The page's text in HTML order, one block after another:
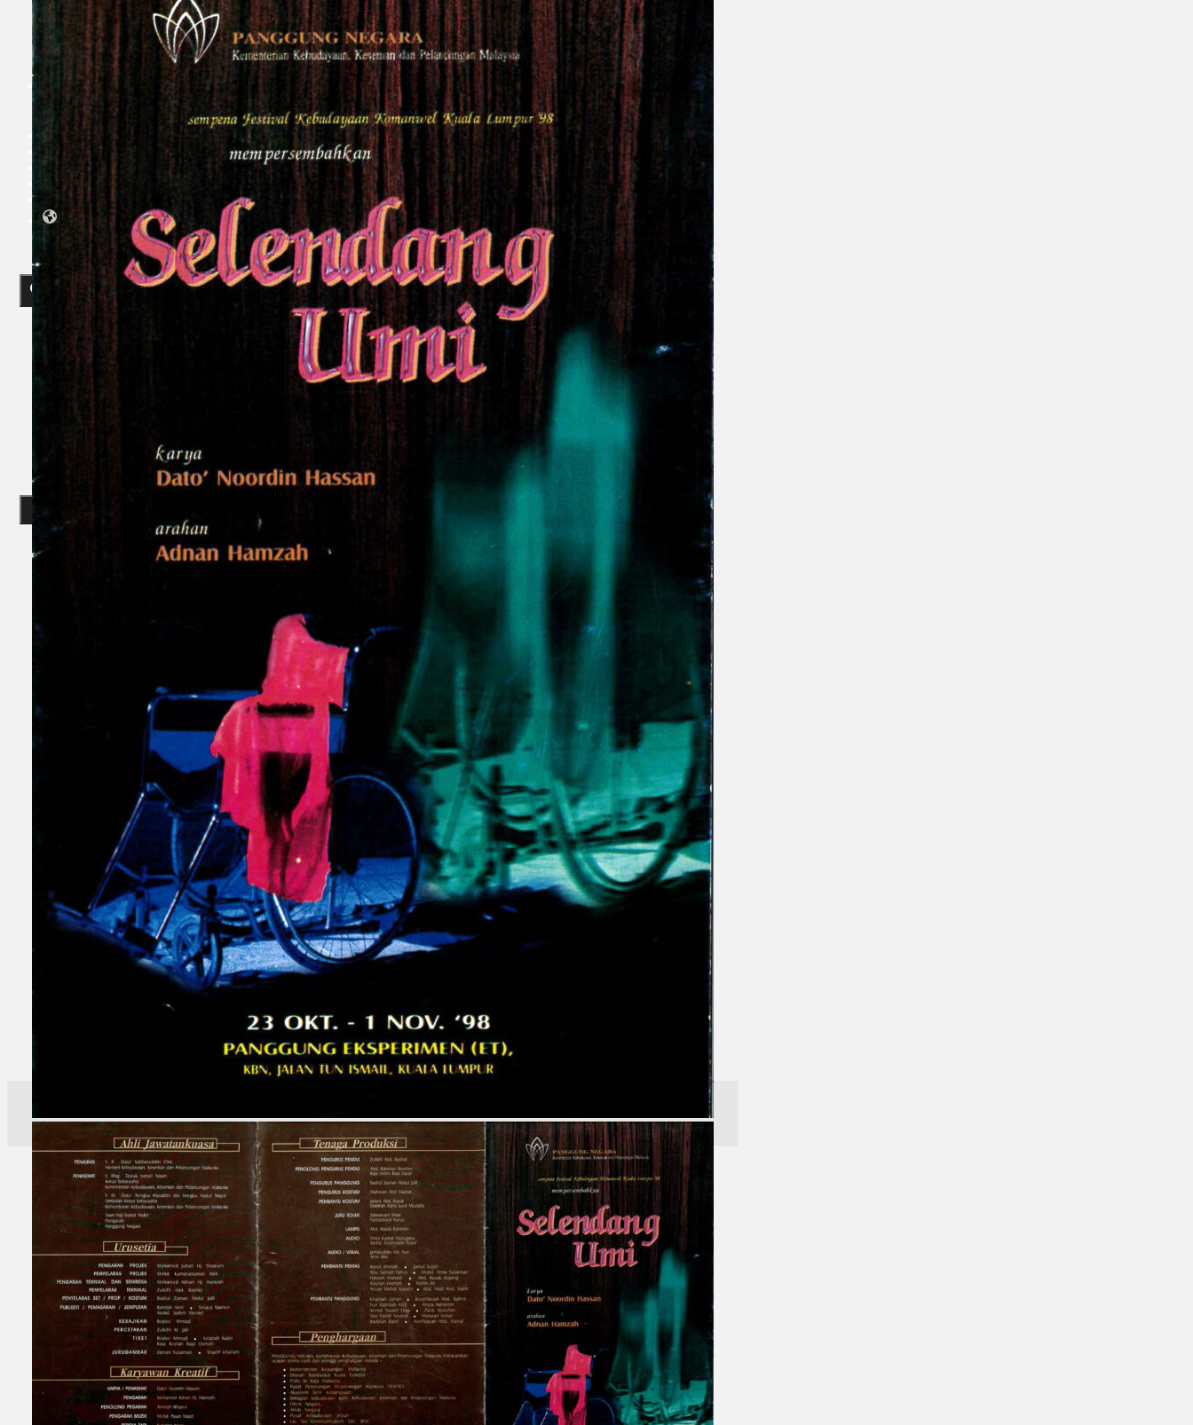
Koleksi Kami
Teater
Tarian
Artikel
Penapisan
Sejarah Lisan
Mengenai Kami
Hubungi Kami
BM
EN
Cari laman web